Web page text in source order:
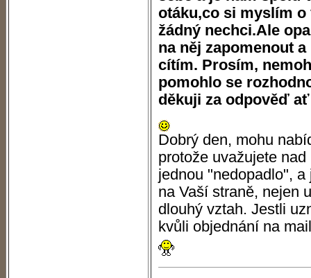
otáku,co si myslím o
žádný nechci.Ale
na něj zapomenout
cítím. Prosím,
pomohlo se
děkuji za odpověď
Dobrý den, mohu
protože uvažujete
jednou "nedopadlo",
na Vaší straně, nejen
dlouhý vztah. Jestli
kvůli objednání na